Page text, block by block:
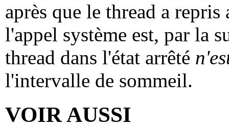
après que le thread a
l'appel système est, par la
thread dans l'état arrêté
l'intervalle de sommeil.
VOIR AUSSI